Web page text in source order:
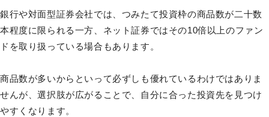
銀行や対面型証券会社では、つみたて投資枠の商品数が二十数
本程度に限られる一方、ネット証券ではその10倍以上のファン
ドを取り扱っている場合もあります。
商品数が多いからといって必ずしも優れているわけではありま
せんが、選択肢が広がることで、自分に合った投資先を見つけ
やすくなります。